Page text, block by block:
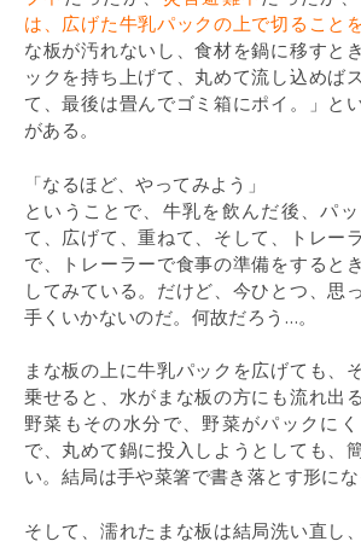
は、広げた牛乳パックの上で切ること
な板が汚れないし、食材を鍋に移すと
ックを持ち上げて、丸めて流し込めば
て、最後は畳んでゴミ箱にポイ。」と
がある。
「なるほど、やってみよう」
ということで、牛乳を飲んだ後、パ
て、広げて、重ねて、そして、トレー
で、トレーラーで食事の準備をすると
してみている。だけど、今ひとつ、思
手くいかないのだ。何故だろう…。
まな板の上に牛乳パックを広げても、
乗せると、水がまな板の方にも流れ出
野菜もその水分で、野菜がパックに
で、丸めて鍋に投入しようとしても、
い。結局は手や菜箸で書き落とす形にな
そして、濡れたまな板は結局洗い直し